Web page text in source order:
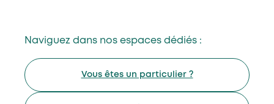
Naviguez dans nos espaces dédiés :
Vous êtes un particulier ?